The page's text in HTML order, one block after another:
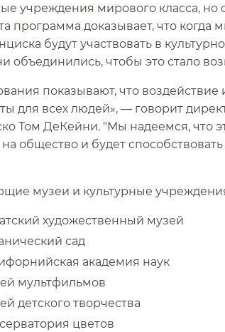
учреждения мирового класса,
программа доказывает, что
будут участвовать в
объединились, чтобы это стало
показывают, что
для всех людей», — говорит
Том ДеКейни. "Мы надеемся, что
общество и будет
музеи и культурные
художественный музей​​
сад​​
академия наук​​
мультфильмов​​
детского творчества​​
цветов​​